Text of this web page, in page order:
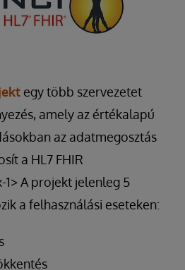
egy több szervezetet
amely az értékalapú
az adatmegosztás
a HL7 FHIR
1> A projekt jelenleg 5
a felhasználási eseteken: